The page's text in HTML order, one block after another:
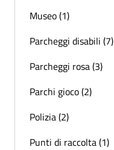
Museo (1)
Parcheggi disabili (7)
Parcheggi rosa (3)
Parchi gioco (2)
Polizia (2)
Punti di raccolta (1)